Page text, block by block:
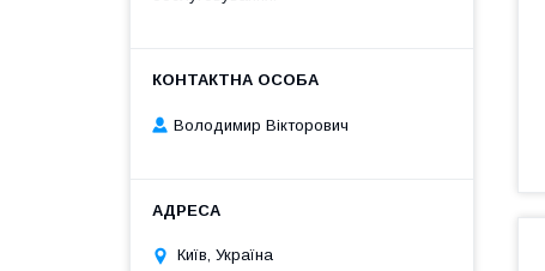
Володимир Вікторович
Київ, Україна